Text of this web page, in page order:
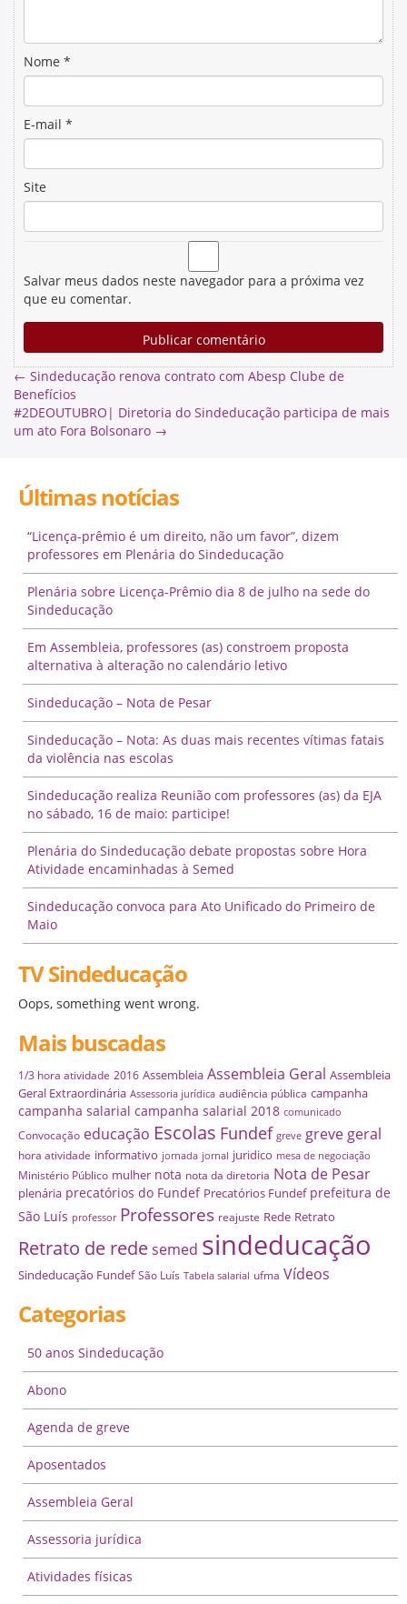
Nome *
E-mail *
Site
Salvar meus dados neste navegador para a próxima vez
que eu comentar.
← Sindeducação renova contrato com Abesp Clube de
Benefícios
#2DEOUTUBRO| Diretoria do Sindeducação participa de mais
um ato Fora Bolsonaro →
Últimas notícias
“Licença-prêmio é um direito, não um favor”, dizem
professores em Plenária do Sindeducação
Plenária sobre Licença-Prêmio dia 8 de julho na sede do
Sindeducação
Em Assembleia, professores (as) constroem proposta
alternativa à alteração no calendário letivo
Sindeducação – Nota de Pesar
Sindeducação – Nota: As duas mais recentes vítimas fatais
da violência nas escolas
Sindeducação realiza Reunião com professores (as) da EJA
no sábado, 16 de maio: participe!
Plenária do Sindeducação debate propostas sobre Hora
Atividade encaminhadas à Semed
Sindeducação convoca para Ato Unificado do Primeiro de
Maio
TV Sindeducação
Oops, something went wrong.
Mais buscadas
1/3 hora atividade 2016 Assembleia Assembleia Geral Assembleia
Geral Extraordinária Assessoria jurídica audiência pública campanha
campanha salarial campanha salarial 2018 comunicado
Convocação educação Escolas Fundef greve greve geral
hora atividade informativo jornada jornal juridico mesa de negociação
Ministério Público mulher nota nota da diretoria Nota de Pesar
plenária precatórios do Fundef Precatórios Fundef prefeitura de
São Luís professor Professores reajuste Rede Retrato
Retrato de redesemed sindeducação
Sindeducação Fundef São Luís Tabela salarial ufma Vídeos
Categorias
50 anos Sindeducação
Abono
Agenda de greve
Aposentados
Assembleia Geral
Assessoria jurídica
Atividades físicas